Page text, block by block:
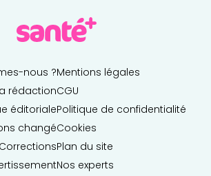
nous ?
rédaction
éditoriale
changé
Corrections
Mentions légales
CGU
Politique de confidentialité
Cookies
Plan du site
Nos experts